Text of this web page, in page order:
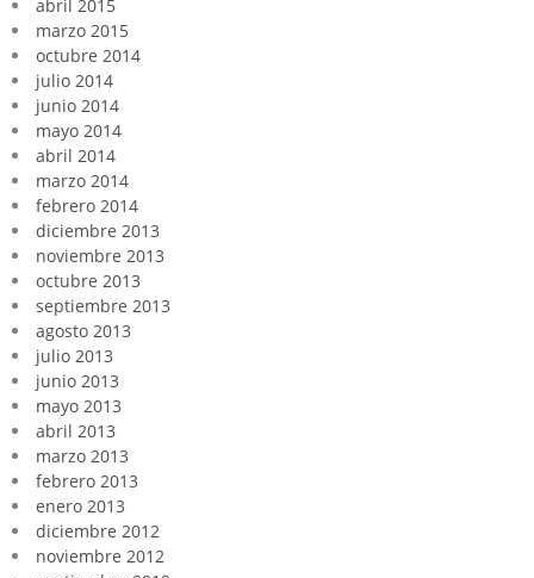
abril 2015
marzo 2015
octubre 2014
julio 2014
junio 2014
mayo 2014
abril 2014
marzo 2014
febrero 2014
diciembre 2013
noviembre 2013
octubre 2013
septiembre 2013
agosto 2013
julio 2013
junio 2013
mayo 2013
abril 2013
marzo 2013
febrero 2013
enero 2013
diciembre 2012
noviembre 2012